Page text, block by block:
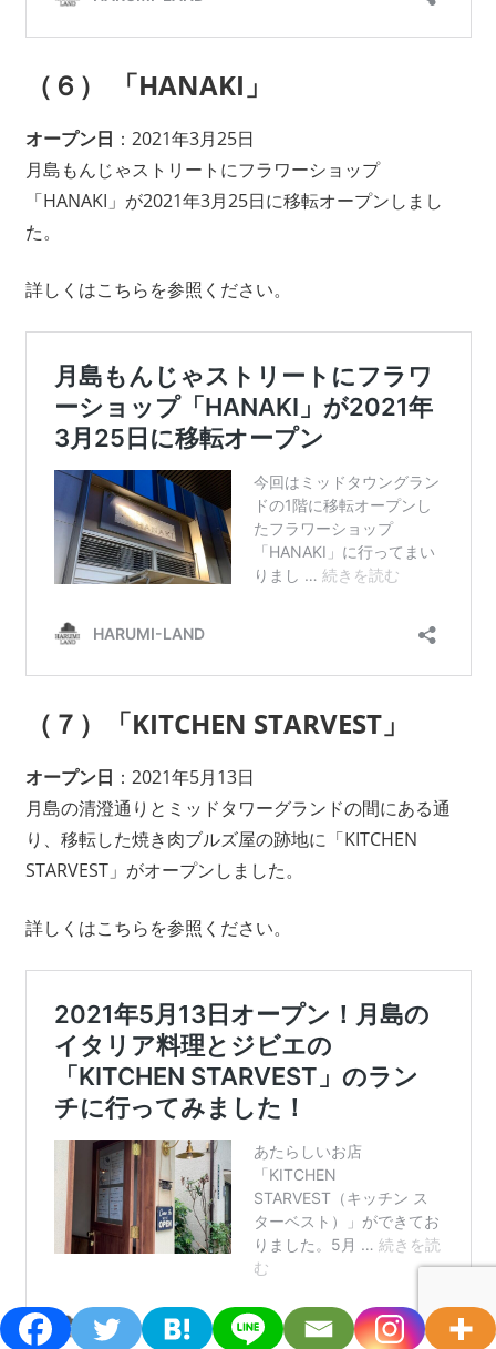
（６） 「HANAKI」
オープン日 ：2021年3月25日
月島もんじゃストリートにフラワーショップ
「HANAKI」が2021年3月25日に移転オープンしまし
た。
詳しくはこちらを参照ください。
（７） 「KITCHEN STARVEST」
オープン日 ：2021年5月13日
月島の清澄通りとミッドタワーグランドの間にある通
り、移転した焼き肉ブルズ屋の跡地に「KITCHEN
STARVEST」がオープンしました。
詳しくはこちらを参照ください。